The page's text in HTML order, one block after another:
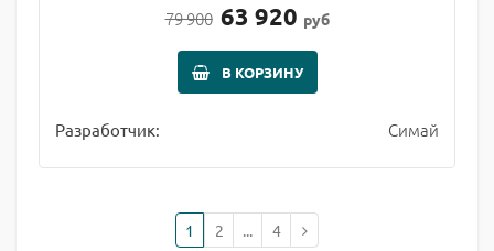
79 900 63 920 руб
В КОРЗИНУ
Разработчик: Симай
1 2 ... 4